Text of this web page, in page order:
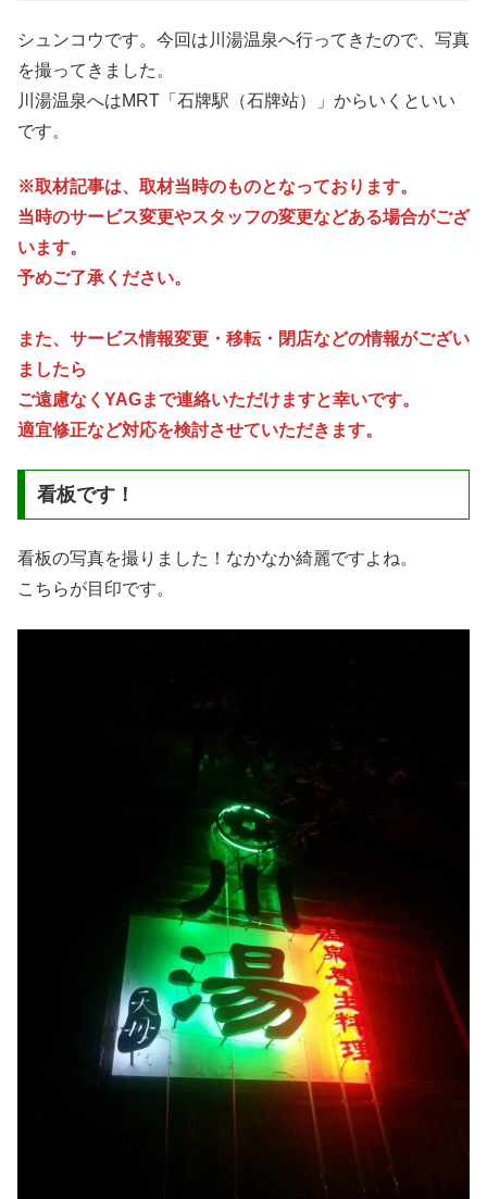
シュンコウです。今回は川湯温泉へ行ってきたので、写真
を撮ってきました。
川湯温泉へはMRT「石牌駅（石牌站）」からいくといい
です。
※取材記事は、取材当時のものとなっております。
当時のサービス変更やスタッフの変更などある場合がござ
います。
予めご了承ください。
また、サービス情報変更・移転・閉店などの情報がござい
ましたら
ご遠慮なくYAGまで連絡いただけますと幸いです。
適宜修正など対応を検討させていただきます。
看板です！
看板の写真を撮りました！なかなか綺麗ですよね。
こちらが目印です。